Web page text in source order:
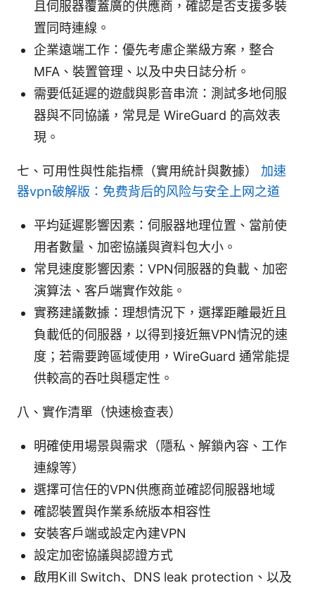
且伺服器覆蓋廣的供應商，確認是否支援多裝
置同時連線。
企業遠端工作：優先考慮企業級方案，整合
MFA、裝置管理、以及中央日誌分析。
需要低延遲的遊戲與影音串流：測試多地伺服
器與不同協議，常見是 WireGuard 的高效表
現。
七、可用性與性能指標（實用統計與數據） 加速
器vpn破解版：免费背后的风险与安全上网之道
平均延遲影響因素：伺服器地理位置、當前使
用者數量、加密協議與資料包大小。
常見速度影響因素：VPN伺服器的負載、加密
演算法、客戶端實作效能。
實務建議數據：理想情況下，選擇距離最近且
負載低的伺服器，以得到接近無VPN情況的速
度；若需要跨區域使用，WireGuard 通常能提
供較高的吞吐與穩定性。
八、實作清單（快速檢查表）
明確使用場景與需求（隱私、解鎖內容、工作
連線等）
選擇可信任的VPN供應商並確認伺服器地域
確認裝置與作業系統版本相容性
安裝客戶端或設定內建VPN
設定加密協議與認證方式
啟用Kill Switch、DNS leak protection、以及